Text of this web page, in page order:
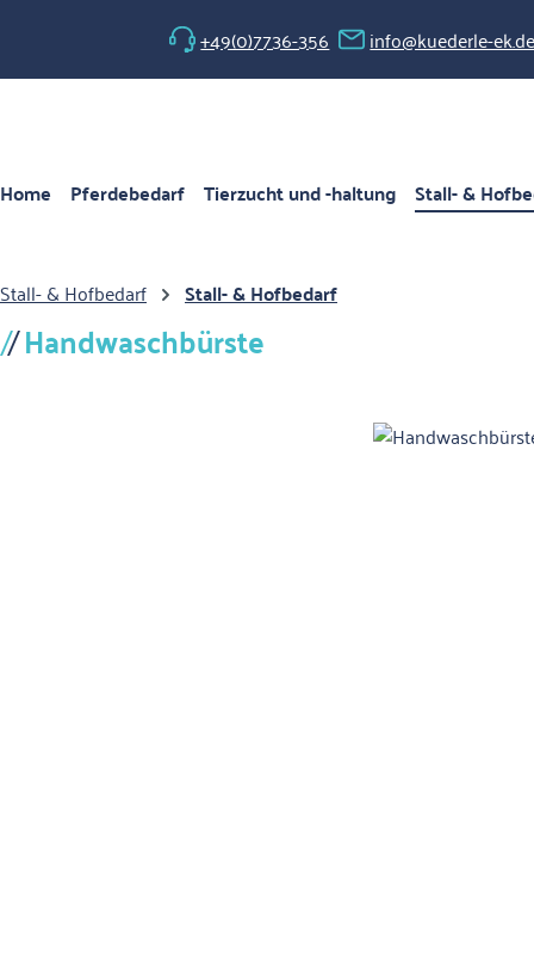
Hauptinhalt springen
Zur Hauptnavigation springen+49(0)7736-356 info@kuederle-ek.de
Home Pferdebedarf Tierzucht und -haltung Stall- &
Stall- & Hofbedarf Stall- & Hofbedarf
Handwaschbürste